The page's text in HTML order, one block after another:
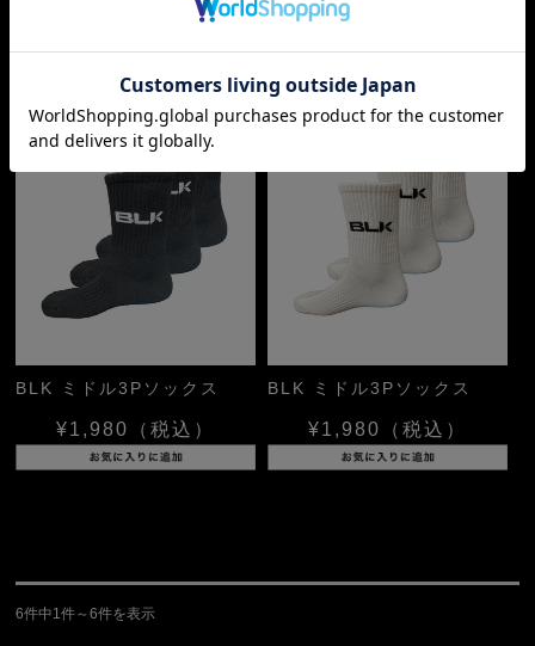
BLK ミドル3Pソックス
¥1,980 （税込）
BLK ミドル3Pソックス
¥1,980 （税込）
6件中1件～6件を表示